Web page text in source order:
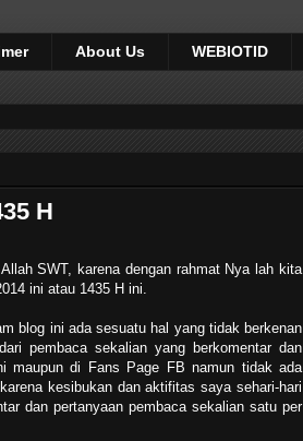
About Us WEBIOTID
H
SWT, karena dengan rahmat Nya lah kita
ini atau 1435 H ini.
blog ini ada sesuatu hal yang tidak berkenan
pembaca sekalian yang berkomentar dan
maupun di Fans Page FB namun tidak ada
kesibukan dan aktifitas saya sehari-hari
dan pertanyaan pembaca sekalian satu per